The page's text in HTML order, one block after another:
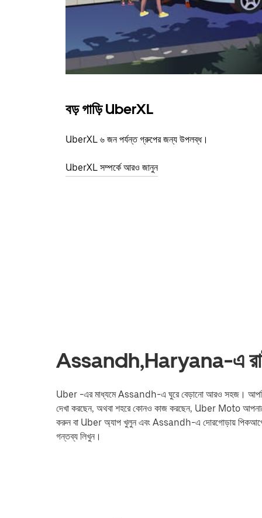
বড় গাড়ি UberXL
UberXL ৬ জন পর্যন্ত গ্রুপের জন্য উপলব্ধ।
UberXL সম্পর্কে আরও জানুন
Assandh,Haryana-এ
Uber -এর মাধ্যমে Assandh-এ ঘুরে বেড়ানো আরও সহজ। আপনি ট্রেন
দেখা করছেন, অথবা শহরে কোনও কাজ করছেন, Uber Moto
করুন বা Uber অ্যাপ খুলুন এবং Assandh-এ দোরগোড়ায়
গন্তব্য লিখুন।